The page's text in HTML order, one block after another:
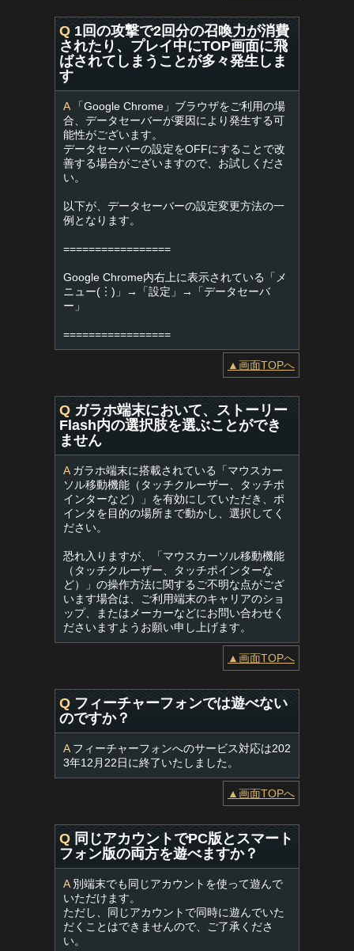
Q 1回の攻撃で2回分の召喚力が消費
されたり、プレイ中にTOP画面に飛
ばされてしまうことが多々発生しま
す
A「Google Chrome」ブラウザをご利用の場
合、データセーバーが要因により発生する可
能性がございます。
データセーバーの設定をOFFにすることで改
善する場合がございますので、お試しくださ
い。
以下が、データセーバーの設定変更方法の一
例となります。
=================
Google Chrome内右上に表示されている「メ
ニュー(︙)」→「設定」→「データセーバ
ー」
=================
▲画面TOPへ
Q ガラホ端末において、ストーリー
Flash内の選択肢を選ぶことができ
ません
Aガラホ端末に搭載されている「マウスカー
ソル移動機能（タッチクルーザー、タッチポ
インターなど）」を有効にしていただき、ポ
インタを目的の場所まで動かし、選択してく
ださい。
恐れ入りますが、「マウスカーソル移動機能
（タッチクルーザー、タッチポインターな
ど）」の操作方法に関するご不明な点がござ
います場合は、ご利用端末のキャリアのショ
ップ、またはメーカーなどにお問い合わせく
ださいますようお願い申し上げます。
▲画面TOPへ
Q フィーチャーフォンでは遊べない
のですか？
Aフィーチャーフォンへのサービス対応は202
3年12月22日に終了いたしました。
▲画面TOPへ
Q 同じアカウントでPC版とスマート
フォン版の両方を遊べますか？
A別端末でも同じアカウントを使って遊んで
いただけます。
ただし、同じアカウントで同時に遊んでいた
だくことはできませんので、ご了承くださ
い。